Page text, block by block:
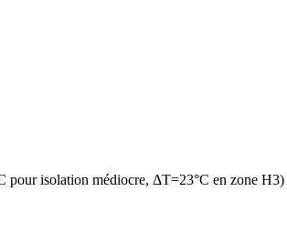
isolation médiocre, ΔT=23°C en zone H3)